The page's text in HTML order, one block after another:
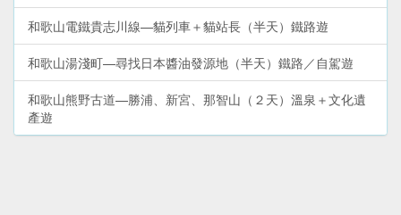
和歌山電鐵貴志川線—貓列車＋貓站長（半天）鐵路遊
和歌山湯淺町—尋找日本醬油發源地（半天）鐵路／自駕遊
和歌山熊野古道—勝浦、新宮、那智山（２天）溫泉＋文化遺
產遊